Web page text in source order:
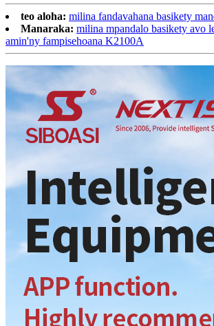
teo aloha: milina fandavahana basikety
Manaraka: milina mpandalo basikety avo
amin'ny fampisehoana K2100A